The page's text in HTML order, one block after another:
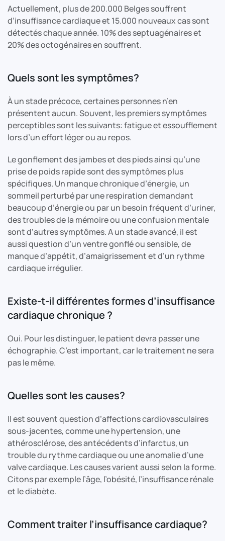
Actuellement, plus de 200.000 Belges souffrent
d’insuffisance cardiaque et 15.000 nouveaux cas sont
détectés chaque année. 10% des septuagénaires et
20% des octogénaires en souffrent.
Quels sont les symptômes?
À un stade précoce, certaines personnes n’en
présentent aucun. Souvent, les premiers symptômes
perceptibles sont les suivants: fatigue et essoufflement
lors d’un effort léger ou au repos.
Le gonflement des jambes et des pieds ainsi qu’une
prise de poids rapide sont des symptômes plus
spécifiques. Un manque chronique d’énergie, un
sommeil perturbé par une respiration demandant
beaucoup d’énergie ou par un besoin fréquent d’uriner,
des troubles de la mémoire ou une confusion mentale
sont d’autres symptômes. A un stade avancé, il est
aussi question d’un ventre gonflé ou sensible, de
manque d’appétit, d’amaigrissement et d’un rythme
cardiaque irrégulier.
Existe-t-il différentes formes d’insuffisance
cardiaque chronique ?
Oui. Pour les distinguer, le patient devra passer une
échographie. C’est important, car le traitement ne sera
pas le même.
Quelles sont les causes?
Il est souvent question d’affections cardiovasculaires
sous-jacentes, comme une hypertension, une
athérosclérose, des antécédents d’infarctus, un
trouble du rythme cardiaque ou une anomalie d’une
valve cardiaque. Les causes varient aussi selon la forme.
Citons par exemple l’âge, l’obésité, l’insuffisance rénale
et le diabète.
Comment traiter l’insuffisance cardiaque?